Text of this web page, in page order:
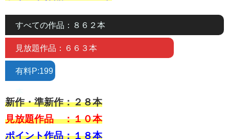
すべての作品：８６２本
見放題作品：６６３本
有料P:199
新作・準新作：２８本
見放題作品 ：１０本
ポイント作品：１８本